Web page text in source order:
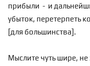
прибыли - и
убыток, перетерпеть
[для большинства].
Мыслите чуть шире, не